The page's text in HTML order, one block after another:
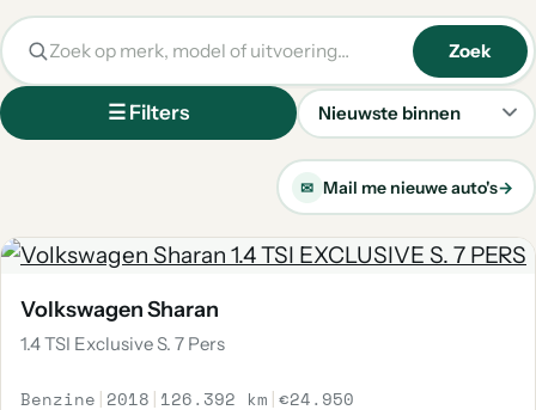
☰ Filters
Sorteren
Zoek
✉ Mail me nieuwe auto's→
Volkswagen Sharan
1.4 TSI Exclusive S. 7 Pers
Benzine | 2018 | 126.392 km |€24.950